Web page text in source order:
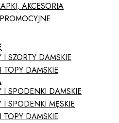
AKCESORIA
I SZORTY DAMSKIE
TOPY DAMSKIE
I SPODENKI DAMSKIE
I SPODENKI MĘSKIE
TOPY DAMSKIE